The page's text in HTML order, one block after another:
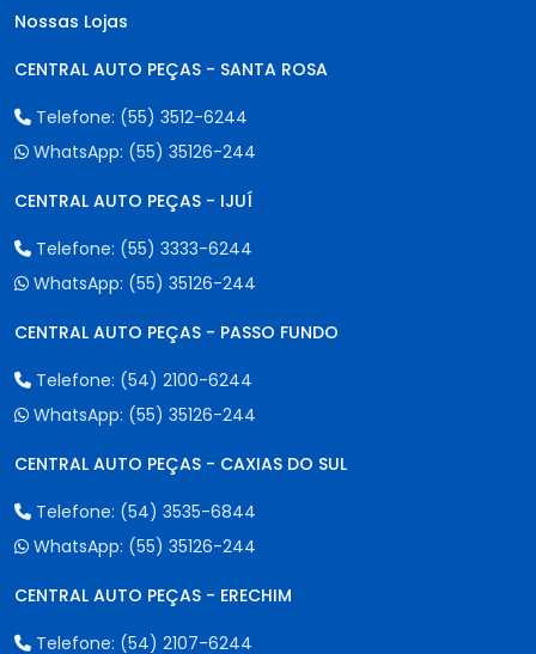
Nossas Lojas
CENTRAL AUTO PEÇAS - SANTA ROSA
Telefone: (55) 3512-6244
WhatsApp: (55) 35126-244
CENTRAL AUTO PEÇAS - IJUÍ
Telefone: (55) 3333-6244
WhatsApp: (55) 35126-244
CENTRAL AUTO PEÇAS - PASSO FUNDO
Telefone: (54) 2100-6244
WhatsApp: (55) 35126-244
CENTRAL AUTO PEÇAS - CAXIAS DO SUL
Telefone: (54) 3535-6844
WhatsApp: (55) 35126-244
CENTRAL AUTO PEÇAS - ERECHIM
Telefone: (54) 2107-6244